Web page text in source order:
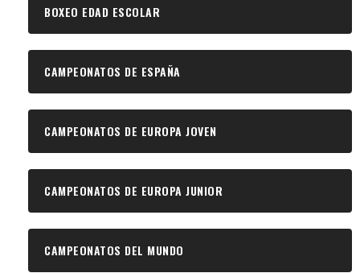
BOXEO EDAD ESCOLAR
CAMPEONATOS DE ESPAÑA
CAMPEONATOS DE EUROPA JOVEN
CAMPEONATOS DE EUROPA JUNIOR
CAMPEONATOS DEL MUNDO